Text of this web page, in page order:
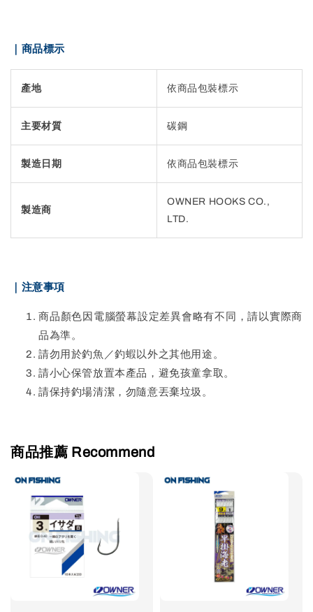
｜商品標示
產地 依商品包裝標示
主要材質 碳鋼
製造日期 依商品包裝標示
製造商
OWNER HOOKS CO.,
LTD.
｜注意事項
商品顏色因電腦螢幕設定差異會略有不同，請以實際商
品為準。
請勿用於釣魚／釣蝦以外之其他用途。
請小心保管放置本產品，避免孩童拿取。
請保持釣場清潔，勿隨意丟棄垃圾。
商品推薦 Recommend